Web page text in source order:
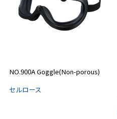
NO.900A Goggle(Non-porous)
セルロース